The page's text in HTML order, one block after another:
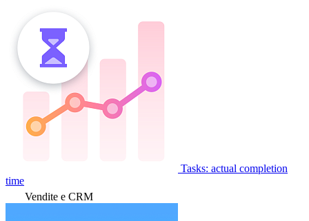
Tasks: actual completion
time
Vendite e CRM